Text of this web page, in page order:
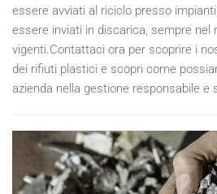
essere avviati al riciclo presso
essere inviati in discarica, sempre nel
vigenti.Contattaci ora per scoprire i
dei rifiuti plastici e scopri come
azienda nella gestione responsabile e